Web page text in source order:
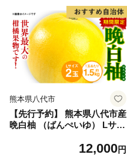
熊本県八代市
【先行予約】 熊本県八代市産
晩白柚 （ばんぺいゆ） Lサイ
もの フルーツ おやつ 特産 熊
12,000円